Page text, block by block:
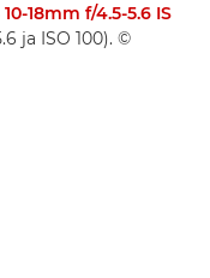
18mm f/4.5-5.6 IS
ja ISO 100). ©